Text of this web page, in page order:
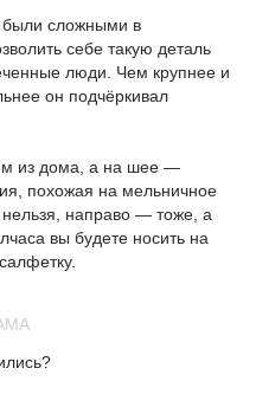
были сложными в
себе такую деталь
люди. Чем крупнее и
он подчёркивал
из дома, а на шее —
похожая на мельничное
нельзя, направо — тоже, а
вы будете носить на